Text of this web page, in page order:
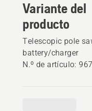
Variante del
producto
Telescopic pole
battery/charger
N.º de artículo: